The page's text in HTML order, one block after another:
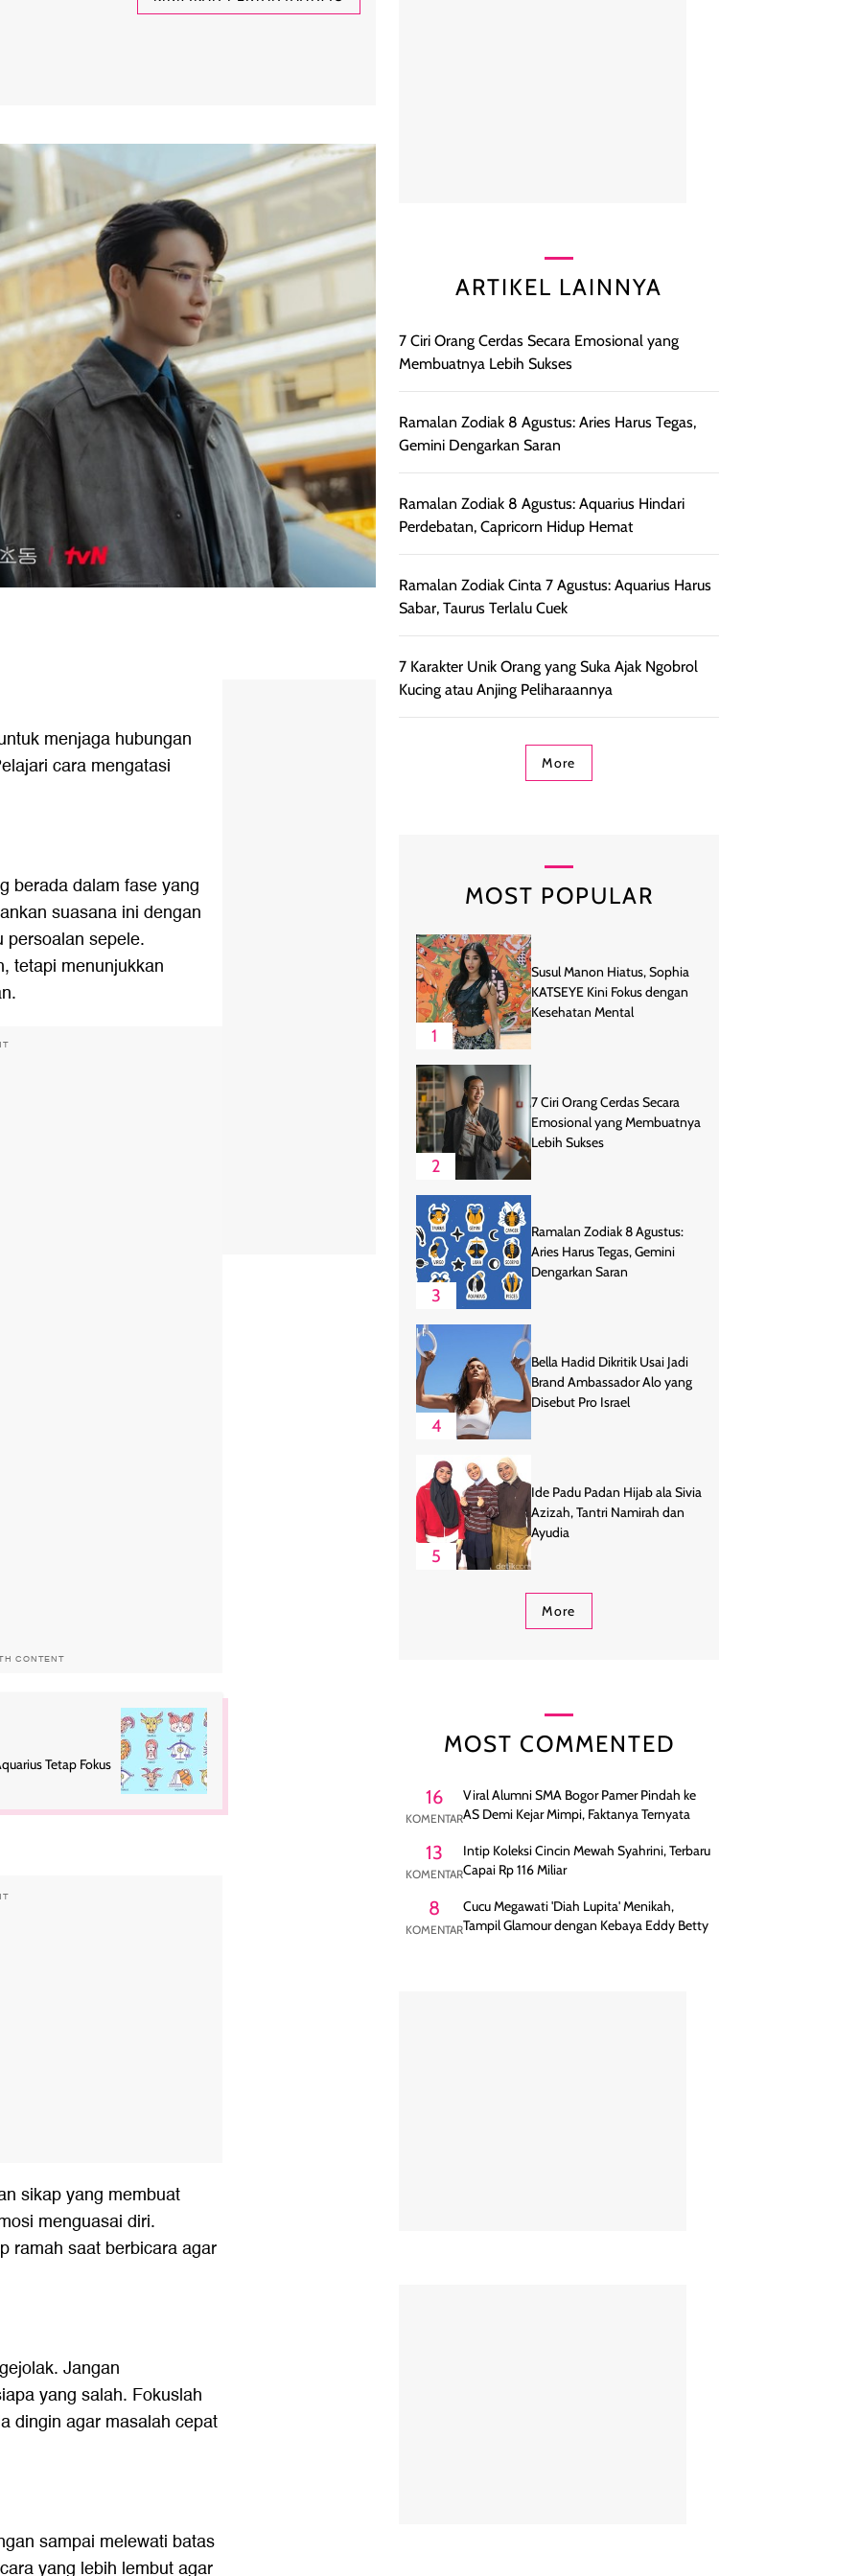
menjaga hubungan
cara mengatasi
berada dalam fase yang
suasana ini dengan
persoalan sepele.
tetapi menunjukkan
CONTENT
Tetap Fokus
sikap yang membuat
menguasai diri.
ramah saat berbicara agar
Jangan
yang salah. Fokuslah
dingin agar masalah cepat
sampai melewati batas
yang lebih lembut agar
ARTIKEL LAINNYA
7 Ciri Orang Cerdas Secara Emosional yang
Membuatnya Lebih Sukses
Ramalan Zodiak 8 Agustus: Aries Harus Tegas,
Gemini Dengarkan Saran
Ramalan Zodiak 8 Agustus: Aquarius Hindari
Perdebatan, Capricorn Hidup Hemat
Ramalan Zodiak Cinta 7 Agustus: Aquarius Harus
Sabar, Taurus Terlalu Cuek
7 Karakter Unik Orang yang Suka Ajak Ngobrol
Kucing atau Anjing Peliharaannya
More
MOST POPULAR
1
Susul Manon Hiatus, Sophia
KATSEYE Kini Fokus dengan
Kesehatan Mental
2
7 Ciri Orang Cerdas Secara
Emosional yang Membuatnya
Lebih Sukses
3
Ramalan Zodiak 8 Agustus:
Aries Harus Tegas, Gemini
Dengarkan Saran
4
Bella Hadid Dikritik Usai Jadi
Brand Ambassador Alo yang
Disebut Pro Israel
5
Ide Padu Padan Hijab ala Sivia
Azizah, Tantri Namirah dan
Ayudia
More
MOST COMMENTED
16
KOMENTAR
Viral Alumni SMA Bogor Pamer Pindah ke
AS Demi Kejar Mimpi, Faktanya Ternyata
13
KOMENTAR
Intip Koleksi Cincin Mewah Syahrini, Terbaru
Capai Rp 116 Miliar
8
KOMENTAR
Cucu Megawati 'Diah Lupita' Menikah,
Tampil Glamour dengan Kebaya Eddy Betty